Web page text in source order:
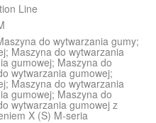
Line
do wytwarzania gumy;
Maszyna do wytwarzania
gumowej; Maszyna do
wytwarzania gumowej;
Maszyna do wytwarzania
gumowej; Maszyna do
wytwarzania gumowej z
X (S) M-seria